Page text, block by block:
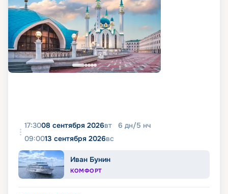
17:3008 сентября 2026вт 6 дн/5 нч
09:0013 сентября 2026вс
Иван Бунин
КОМФОРТ